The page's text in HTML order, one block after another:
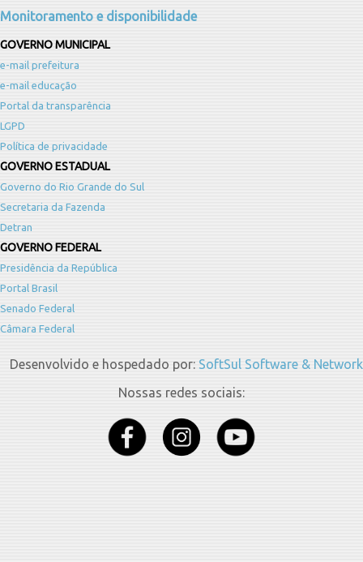
Monitoramento e disponibilidade
GOVERNO MUNICIPAL
e-mail prefeitura
e-mail educação
Portal da transparência
LGPD
Política de privacidade
GOVERNO ESTADUAL
Governo do Rio Grande do Sul
Secretaria da Fazenda
Detran
GOVERNO FEDERAL
Presidência da República
Portal Brasil
Senado Federal
Câmara Federal
Desenvolvido e hospedado por: SoftSul Software & Network
Nossas redes sociais: